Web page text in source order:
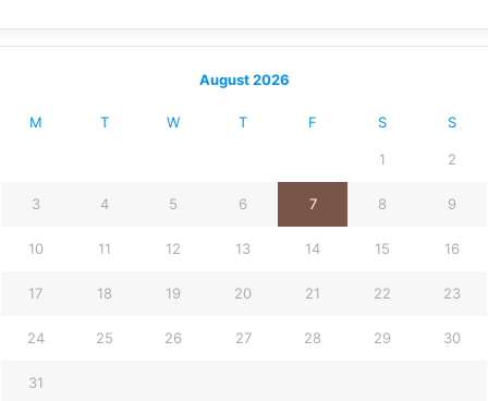
August 2026
M T W T F S S
1 2
3 4 5 6 7 8 9
10 11 12 13 14 15 16
17 18 19 20 21 22 23
24 25 26 27 28 29 30
31